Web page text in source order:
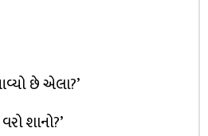
છે એલા?’
શાનો?’